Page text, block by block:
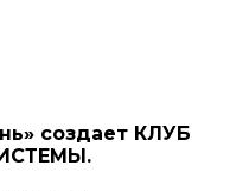
создает КЛУБ